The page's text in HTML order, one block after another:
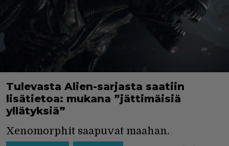
Tulevasta Alien-sarjasta saatiin
lisätietoa: mukana ”jättimäisiä
yllätyksiä”
Xenomorphit saapuvat maahan.